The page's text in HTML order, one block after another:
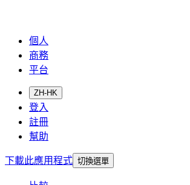
個人
商務
平台
ZH-HK
登入
註冊
幫助
下載此應用程式 切換選單